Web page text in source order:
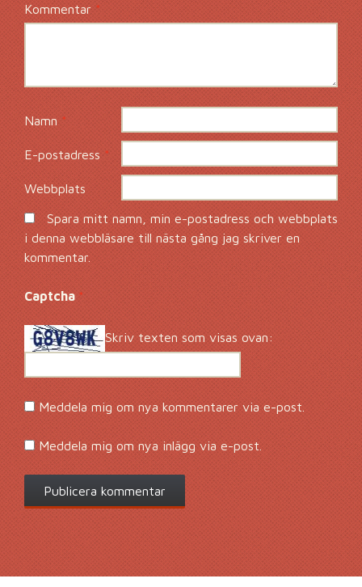
Kommentar*
Namn*
E-postadress*
Webbplats
Spara mitt namn, min e-postadress och webbplats
i denna webbläsare till nästa gång jag skriver en
kommentar.
Captcha *
Skriv texten som visas ovan:
Meddela mig om nya kommentarer via e-post.
Meddela mig om nya inlägg via e-post.